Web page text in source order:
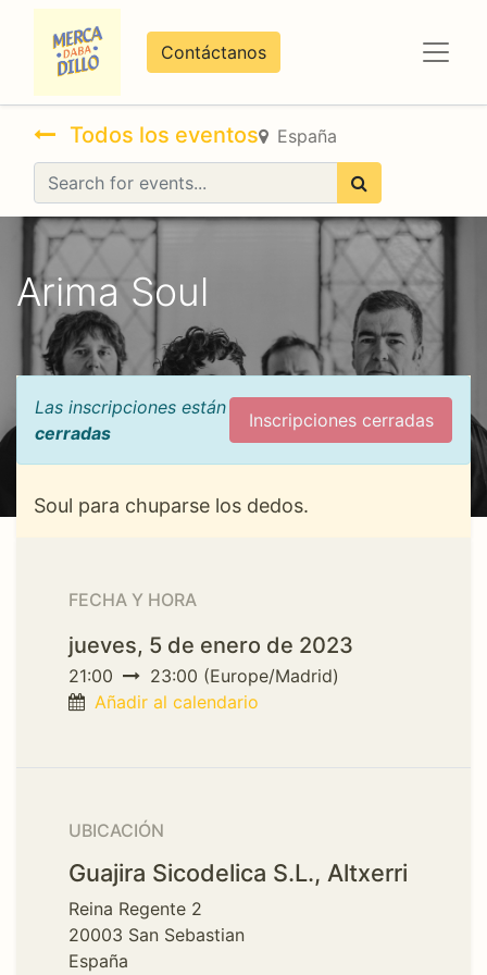
Contáctanos
Todos los eventos España
Arima Soul
Las inscripciones están
cerradas
Inscripciones cerradas
Soul para chuparse los dedos.
FECHA Y HORA
jueves, 5 de enero de 2023
21:00 23:00 (Europe/Madrid)
Añadir al calendario
UBICACIÓN
Guajira Sicodelica S.L., Altxerri
Reina Regente 2
20003 San Sebastian
España